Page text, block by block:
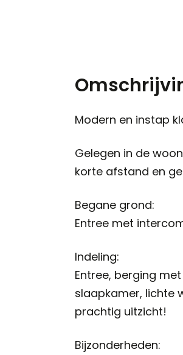
Modern en instap
Gelegen in de
korte afstand en
Begane grond:
Entree met
Indeling:
Entree, berging
slaapkamer, lichte
prachtig uitzicht!
Bijzonderheden: